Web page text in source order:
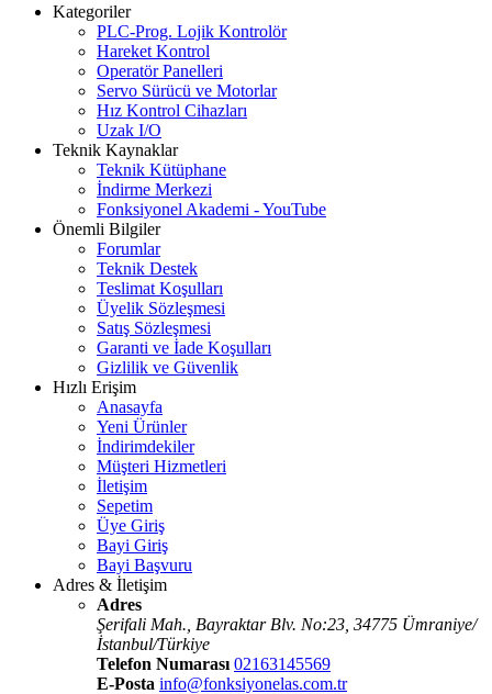
Kategoriler
PLC-Prog. Lojik Kontrolör
Hareket Kontrol
Operatör Panelleri
Servo Sürücü ve Motorlar
Hız Kontrol Cihazları
Uzak I/O
Teknik Kaynaklar
Teknik Kütüphane
İndirme Merkezi
Fonksiyonel Akademi - YouTube
Önemli Bilgiler
Forumlar
Teknik Destek
Teslimat Koşulları
Üyelik Sözleşmesi
Satış Sözleşmesi
Garanti ve İade Koşulları
Gizlilik ve Güvenlik
Hızlı Erişim
Anasayfa
Yeni Ürünler
İndirimdekiler
Müşteri Hizmetleri
İletişim
Sepetim
Üye Giriş
Bayi Giriş
Bayi Başvuru
Adres & İletişim
Adres
Şerifali Mah., Bayraktar Blv. No:23, 34775 Ümraniye/
İstanbul/Türkiye
Telefon Numarası 02163145569
E-Posta info@fonksiyonelas.com.tr